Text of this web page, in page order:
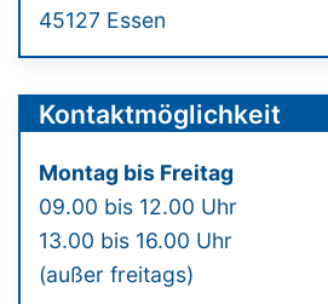
45127 Essen
Kontaktmöglichkeit
Montag bis Freitag
09.00 bis 12.00 Uhr
13.00 bis 16.00 Uhr
(außer freitags)